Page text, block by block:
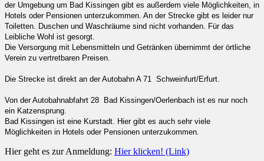
der Umgebung um Bad Kissingen gibt es außerdem viele Möglichkeiten, in
Hotels oder Pensionen unterzukommen. An der Strecke gibt es leider nur
Toiletten. Duschen und Waschräume sind nicht vorhanden. Für das
Leibliche Wohl ist gesorgt.
Die Versorgung mit Lebensmitteln und Getränken übernimmt der örtliche
Verein zu vertretbaren Preisen.
Die Strecke ist direkt an der Autobahn A 71 Schweinfurt/Erfurt.
Von der Autobahnabfahrt 28 Bad Kissingen/Oerlenbach ist es nur noch
ein Katzensprung.
Bad Kissingen ist eine Kurstadt. Hier gibt es auch sehr viele
Möglichkeiten in Hotels oder Pensionen unterzukommen.
Hier geht es zur Anmeldung: Hier klicken! (Link)